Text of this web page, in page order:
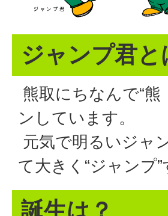
ジャンプ君と
熊取にちなんで“
ンしています。
元気で明るいジャ
て大きく“ジャンプ
誕生は？